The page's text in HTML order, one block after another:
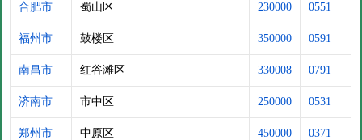
合肥市 蜀山区 230000 0551
福州市 鼓楼区 350000 0591
南昌市 红谷滩区 330008 0791
济南市 市中区 250000 0531
郑州市 中原区 450000 0371